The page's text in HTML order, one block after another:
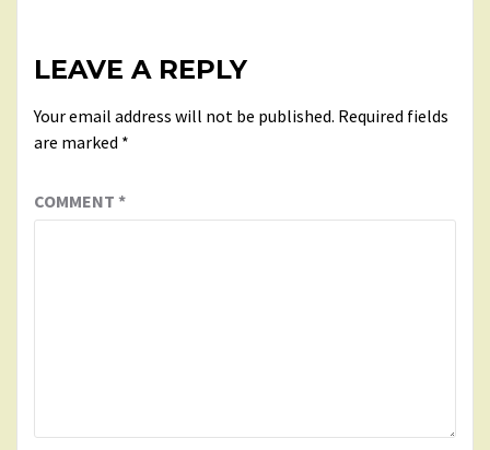
LEAVE A REPLY
Your email address will not be published. Required fields
are marked *
COMMENT *